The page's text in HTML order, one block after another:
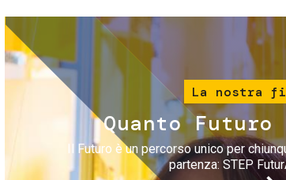
La nostra
Quanto
Il Futuro è un percorso unico per
partenza: STEP